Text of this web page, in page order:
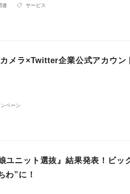
連 サービス
メラ×Twitter企業公式アカウン
ペーン
ユニット選抜』結果発表！ビッ
わ”に！